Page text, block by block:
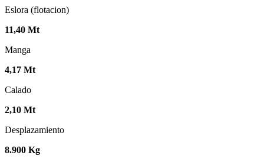
Eslora (flotacion)
11,40 Mt
Manga
4,17 Mt
Calado
2,10 Mt
Desplazamiento
8.900 Kg